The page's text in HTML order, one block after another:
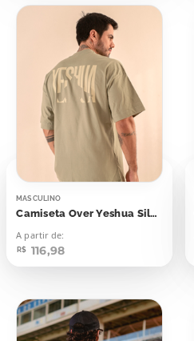
MASCULINO
Camiseta Over Yeshua Silhueta
A partir de:
R$ 116,98